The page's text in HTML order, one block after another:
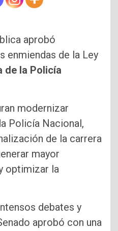
aprobó
enmiendas de la Ley
de la Policía
modernizar
Policía Nacional,
de la carrera
mayor
optimizar la
debates y
aprobó con una